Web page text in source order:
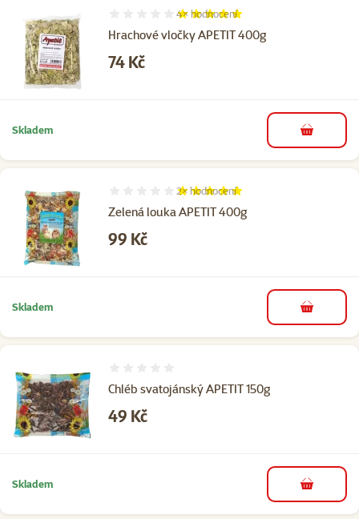
Hrachové vločky APETIT 400g
Hodnocení 100%, počet hodnocení: 4
4× hodnocení
Cena
74 Kč
Skladem do košíku
Zelená louka APETIT 400g
Hodnocení 100%, počet hodnocení: 2
2× hodnocení
Cena
99 Kč
Skladem do košíku
Chléb svatojánský APETIT 150g
Cena
49 Kč
Skladem do košíku